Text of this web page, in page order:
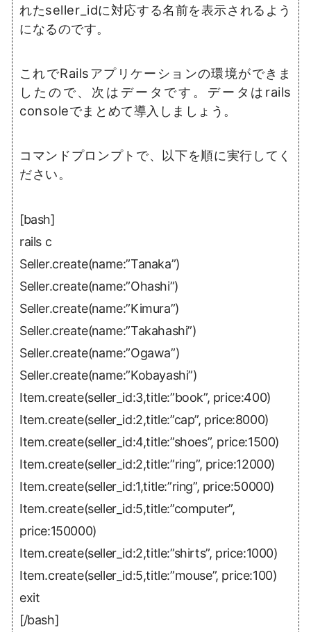
れたseller_idに対応する名前を表示されるよう
になるのです。
これでRailsアプリケーションの環境ができま
したので、次はデータです。データはrails
consoleでまとめて導入しましょう。
コマンドプロンプトで、以下を順に実行してく
ださい。
[bash]
rails c
Seller.create(name:”Tanaka”)
Seller.create(name:”Ohashi”)
Seller.create(name:”Kimura”)
Seller.create(name:”Takahashi”)
Seller.create(name:”Ogawa”)
Seller.create(name:”Kobayashi”)
Item.create(seller_id:3,title:”book”, price:400)
Item.create(seller_id:2,title:”cap”, price:8000)
Item.create(seller_id:4,title:”shoes”, price:1500)
Item.create(seller_id:2,title:”ring”, price:12000)
Item.create(seller_id:1,title:”ring”, price:50000)
Item.create(seller_id:5,title:”computer”,
price:150000)
Item.create(seller_id:2,title:”shirts”, price:1000)
Item.create(seller_id:5,title:”mouse”, price:100)
exit
[/bash]